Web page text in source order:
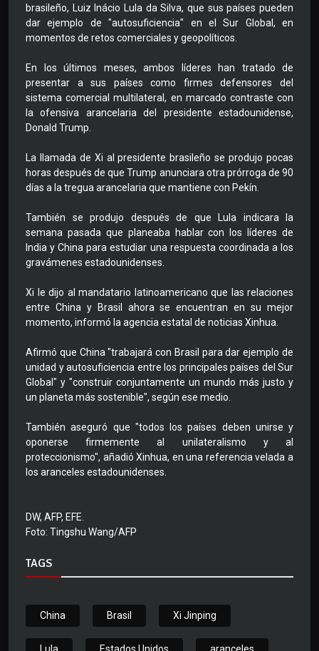
brasileño, Luiz Inácio Lula da Silva, que sus países pueden
dar ejemplo de "autosuficiencia" en el Sur Global, en
momentos de retos comerciales y geopolíticos.
En los últimos meses, ambos líderes han tratado de
presentar a sus países como firmes defensores del
sistema comercial multilateral, en marcado contraste con
la ofensiva arancelaria del presidente estadounidense,
Donald Trump.
La llamada de Xi al presidente brasileño se produjo pocas
horas después de que Trump anunciara otra prórroga de 90
días a la tregua arancelaria que mantiene con Pekín.
También se produjo después de que Lula indicara la
semana pasada que planeaba hablar con los líderes de
India y China para estudiar una respuesta coordinada a los
gravámenes estadounidenses.
Xi le dijo al mandatario latinoamericano que las relaciones
entre China y Brasil ahora se encuentran en su mejor
momento, informó la agencia estatal de noticias Xinhua.
Afirmó que China "trabajará con Brasil para dar ejemplo de
unidad y autosuficiencia entre los principales países del Sur
Global" y "construir conjuntamente un mundo más justo y
un planeta más sostenible", según ese medio.
También aseguró que "todos los países deben unirse y
oponerse firmemente al unilateralismo y al
proteccionismo", añadió Xinhua, en una referencia velada a
los aranceles estadounidenses.
DW, AFP, EFE.
Foto: Tingshu Wang/AFP
TAGS
China Brasil Xi Jinping